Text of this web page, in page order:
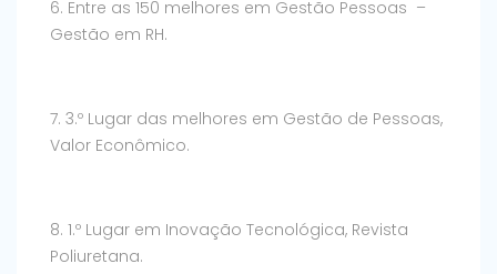
6. Entre as 150 melhores em Gestão Pessoas –
Gestão em RH.
7. 3.º Lugar das melhores em Gestão de Pessoas,
Valor Econômico.
8. 1.º Lugar em Inovação Tecnológica, Revista
Poliuretana.